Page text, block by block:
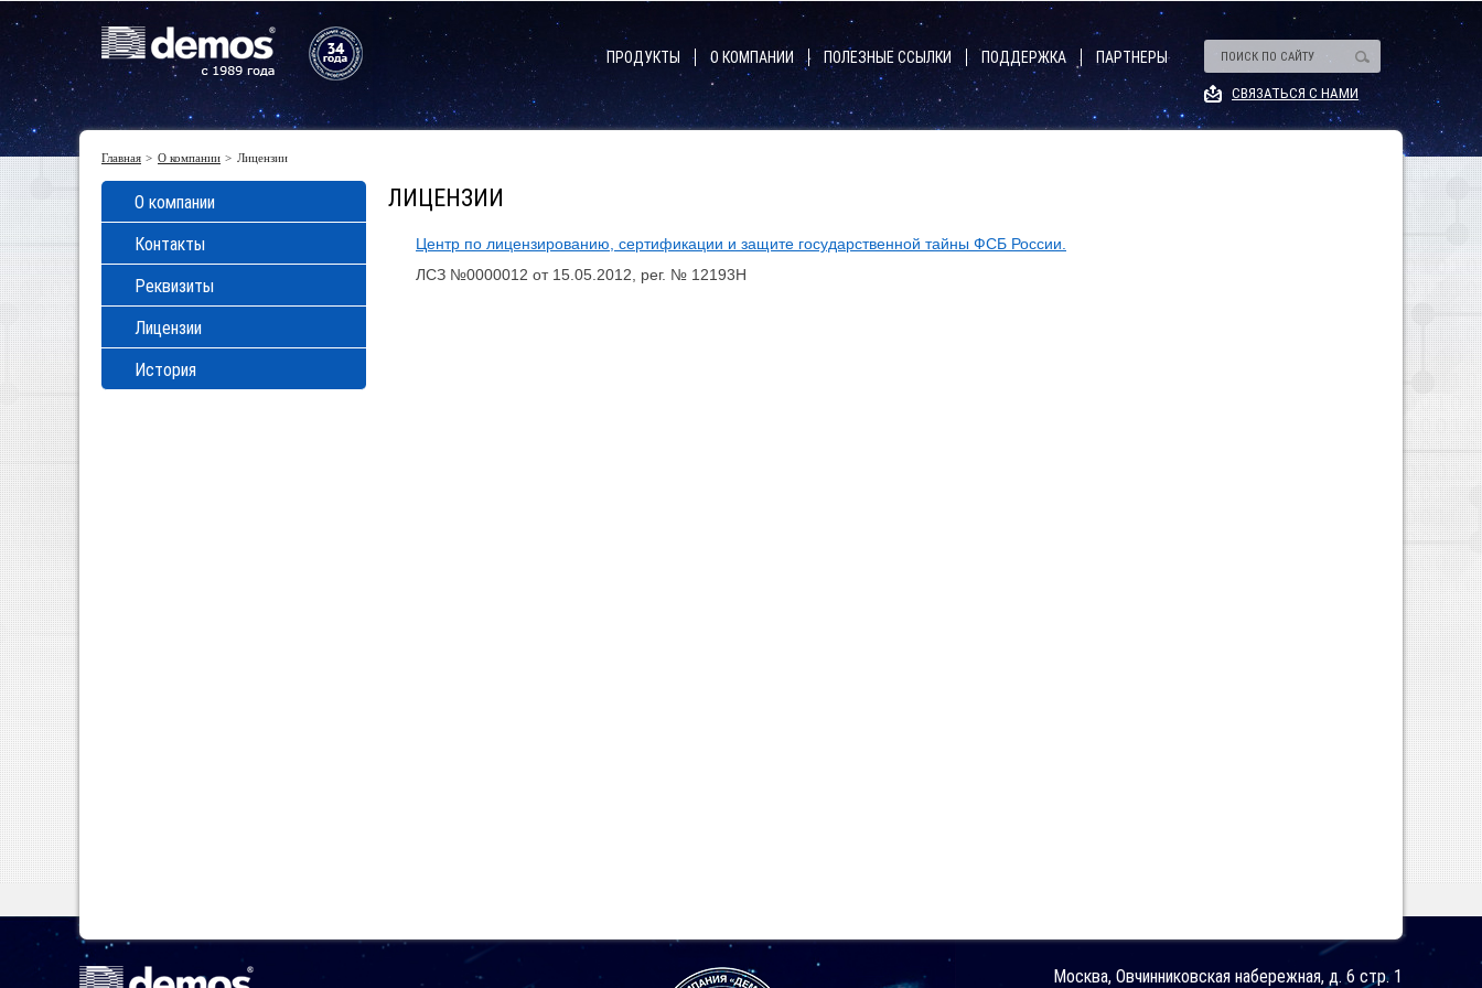
СВЯЗАТЬСЯ С НАМИ
ПРОДУКТЫ
Программируемые HSM
Управление HSM и группами HSM
О КОМПАНИИ ПОЛЕЗНЫЕ ССЫЛКИ ПОДДЕРЖКА ПАРТНЕРЫ
Главная О компании Лицензии
О компании
Контакты
Реквизиты
Лицензии
История
ЛИЦЕНЗИИ
Центр по лицензированию, сертификации и защите государственной тайны ФСБ России.
ЛСЗ №0000012 от 15.05.2012, рег. № 12193Н
Москва, Овчинниковская набережная, д. 6 стр. 1